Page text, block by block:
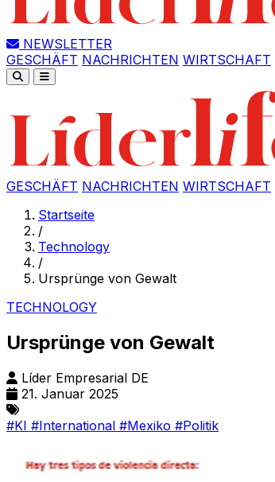
NEWSLETTER
GESCHÄFT NACHRICHTEN WIRTSCHAFT
GESCHÄFT NACHRICHTEN WIRTSCHAFT
Startseite
/
Technology
/
Ursprünge von Gewalt
TECHNOLOGY
Ursprünge von Gewalt
Líder Empresarial DE
21. Januar 2025
#KI #International #Mexiko #Politik